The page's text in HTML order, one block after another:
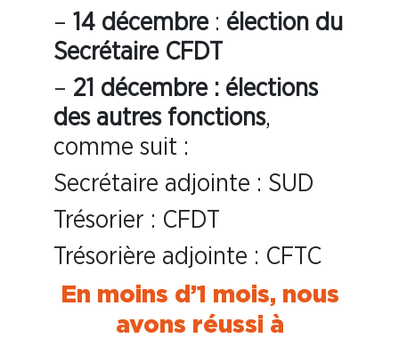
– 14 décembre : élection du
Secrétaire CFDT
– 21 décembre : élections
des autres fonctions,
comme suit :
Secrétaire adjointe : SUD
Trésorier : CFDT
Trésorière adjointe : CFTC
En moins d’1 mois, nous
avons réussi à